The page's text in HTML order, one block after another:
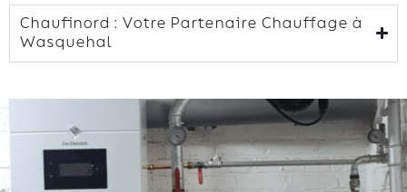
Chaufinord : Votre Partenaire Chauffage à
Wasquehal